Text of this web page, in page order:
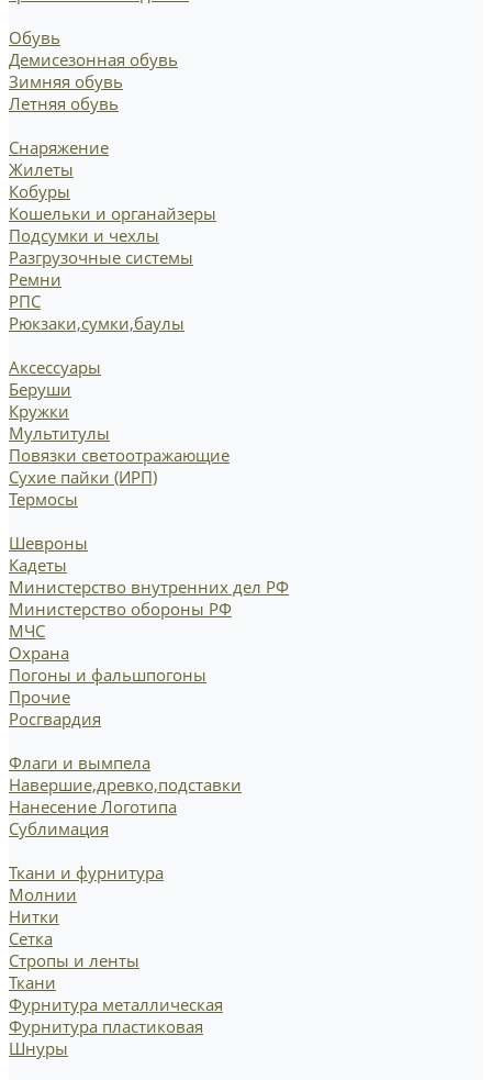
Обувь
Демисезонная обувь
Зимняя обувь
Летняя обувь
Снаряжение
Жилеты
Кобуры
Кошельки и органайзеры
Подсумки и чехлы
Разгрузочные системы
Ремни
РПС
Рюкзаки,сумки,баулы
Аксессуары
Беруши
Кружки
Мультитулы
Повязки светоотражающие
Сухие пайки (ИРП)
Термосы
Шевроны
Кадеты
Министерство внутренних дел РФ
Министерство обороны РФ
МЧС
Охрана
Погоны и фальшпогоны
Прочие
Росгвардия
Флаги и вымпела
Навершие,древко,подставки
Нанесение Логотипа
Сублимация
Ткани и фурнитура
Молнии
Нитки
Сетка
Стропы и ленты
Ткани
Фурнитура металлическая
Фурнитура пластиковая
Шнуры